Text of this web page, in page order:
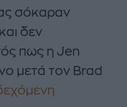
σόκαραν
δεν
πως η Jen
μετά τον Brad